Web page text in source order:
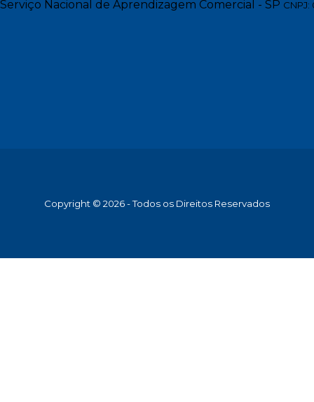
Serviço Nacional de Aprendizagem Comercial - SP
Copyright © 2026 - Todos os Direitos Reservados